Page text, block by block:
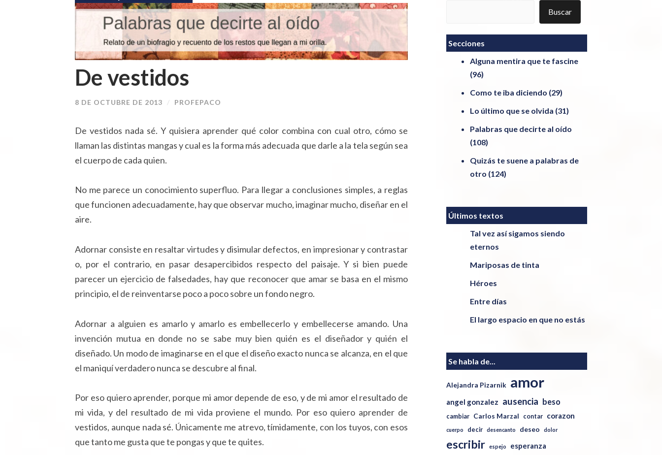
ND
O
De vestidos
8 DE OCTUBRE DE 2013 / PROFEPACO
De vestidos nada sé. Y quisiera aprender qué color combina con cual otro, cómo se
llaman las distintas mangas y cual es la forma más adecuada que darle a la tela según sea
el cuerpo de cada quien.
No me parece un conocimiento superfluo. Para llegar a conclusiones simples, a reglas
que funcionen adecuadamente, hay que observar mucho, imaginar mucho, diseñar en el
aire.
Adornar consiste en resaltar virtudes y disimular defectos, en impresionar y contrastar
o, por el contrario, en pasar desapercibidos respecto del paisaje. Y si bien puede
parecer un ejercicio de falsedades, hay que reconocer que amar se basa en el mismo
principio, el de reinventarse poco a poco sobre un fondo negro.
Adornar a alguien es amarlo y amarlo es embellecerlo y embellecerse amando. Una
invención mutua en donde no se sabe muy bien quién es el diseñador y quién el
diseñado. Un modo de imaginarse en el que el diseño exacto nunca se alcanza, en el que
el maniquí verdadero nunca se descubre al final.
Por eso quiero aprender, porque mi amor depende de eso, y de mi amor el resultado de
mi vida, y del resultado de mi vida proviene el mundo. Por eso quiero aprender de
vestidos, aunque nada sé. Únicamente me atrevo, tímidamente, con los tuyos, con esos
que tanto me gusta que te pongas y que te quites.
Buscar
Secciones
Alguna mentira que te fascine
(96)
Como te iba diciendo (29)
Lo último que se olvida (31)
Palabras que decirte al oído
(108)
Quizás te suene a palabras de
otro (124)
Últimos textos
Tal vez así sigamos siendo
eternos
Mariposas de tinta
Héroes
Entre días
El largo espacio en que no estás
Se habla de...
Alejandra Pizarnik amor
angel gonzalez ausencia beso
cambiar Carlos Marzal contar corazon
cuerpo decir desencanto deseo dolor
escribir espejo esperanza